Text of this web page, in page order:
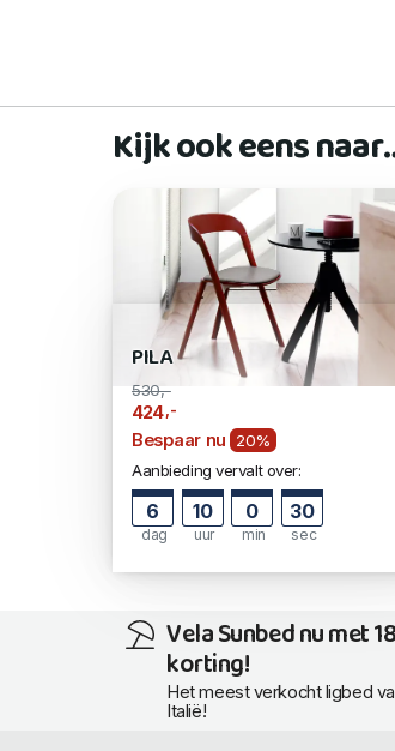
Kijk ook eens
PILA
530,-
424,-
Bespaar nu 20%
Aanbieding vervalt over:
6
dag
10
uur
0
min
30
sec
Vela Sunbed nu met
korting!
Het meest verkocht ligbed
Italië!